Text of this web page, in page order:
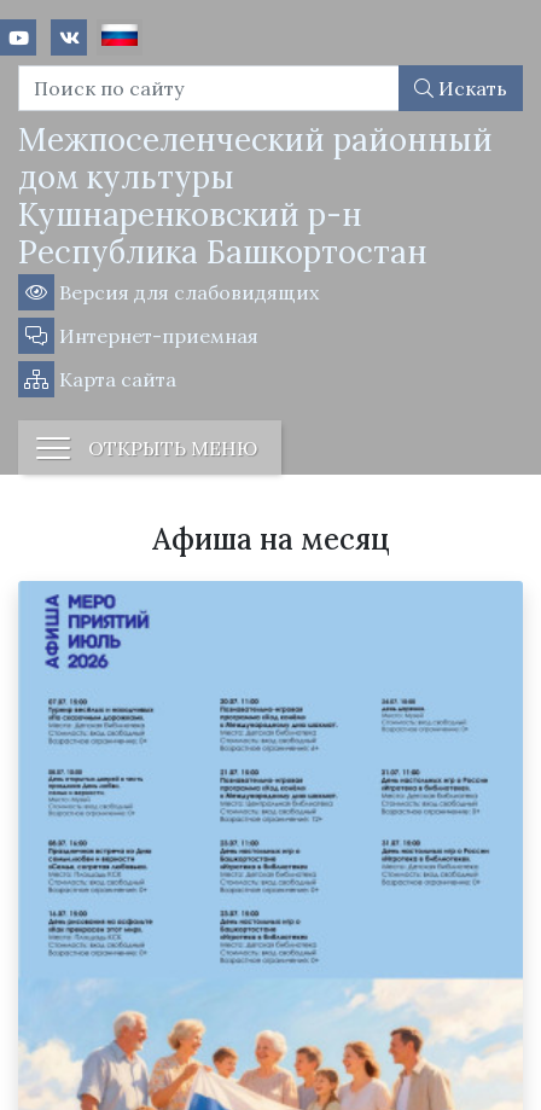
Искать
Межпоселенческий районный
дом культуры
Кушнаренковский р-н
Республика Башкортостан
Версия для слабовидящих
Интернет-приемная
Карта сайта
ОТКРЫТЬ МЕНЮ
Афиша на месяц